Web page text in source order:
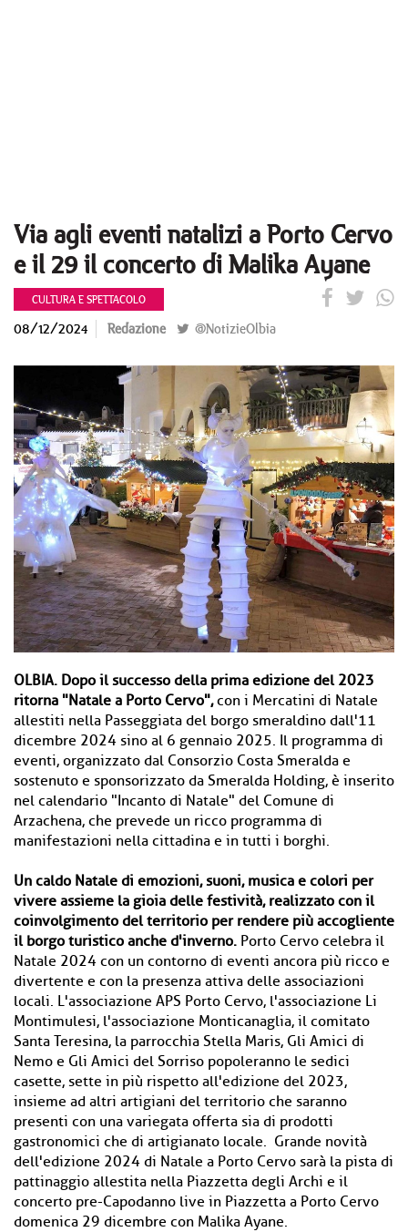
Via agli eventi natalizi a Porto Cervo
e il 29 il concerto di Malika Ayane
CULTURA E SPETTACOLO
08/12/2024 Redazione @NotizieOlbia
OLBIA. Dopo il successo della prima edizione del 2023
ritorna "Natale a Porto Cervo",con i Mercatini di Natale
allestiti nella Passeggiata del borgo smeraldino dall'11
dicembre 2024 sino al 6 gennaio 2025. Il programma di
eventi, organizzato dal Consorzio Costa Smeralda e
sostenuto e sponsorizzato da Smeralda Holding, è inserito
nel calendario "Incanto di Natale" del Comune di
Arzachena, che prevede un ricco programma di
manifestazioni nella cittadina e in tutti i borghi.
Un caldo Natale di emozioni, suoni, musica e colori per
vivere assieme la gioia delle festività, realizzato con il
coinvolgimento del territorio per rendere più accogliente
il borgo turistico anche d'inverno. Porto Cervo celebra il
Natale 2024 con un contorno di eventi ancora più ricco e
divertente e con la presenza attiva delle associazioni
locali. L'associazione APS Porto Cervo, l'associazione Li
Montimulesi, l'associazione Monticanaglia, il comitato
Santa Teresina, la parrocchia Stella Maris, Gli Amici di
Nemo e Gli Amici del Sorriso popoleranno le sedici
casette, sette in più rispetto all'edizione del 2023,
insieme ad altri artigiani del territorio che saranno
presenti con una variegata offerta sia di prodotti
gastronomici che di artigianato locale. Grande novità
dell'edizione 2024 di Natale a Porto Cervo sarà la pista di
pattinaggio allestita nella Piazzetta degli Archi e il
concerto pre-Capodanno live in Piazzetta a Porto Cervo
domenica 29 dicembre con Malika Ayane.